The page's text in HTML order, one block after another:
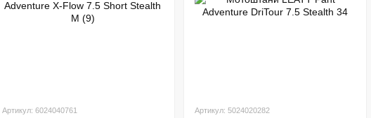
Артикул: 6024040761 Артикул: 5024020282